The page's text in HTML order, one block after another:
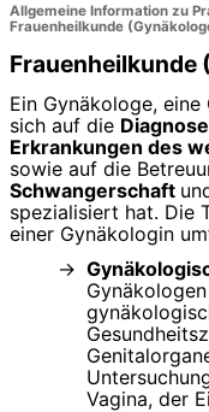
Allgemeine Information zu
Frauenheilkunde
Frauenheilkunde
Ein Gynäkologe,
sich auf die
Erkrankungen des
sowie auf die
Schwangerschaft
spezialisiert hat. Die
einer Gynäkologin
Vagina, der